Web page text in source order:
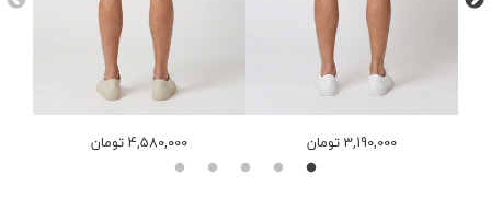
4,580,000 تومان 3,190,000 تومان